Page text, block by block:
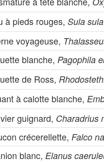
à pieds rouges,Sula sula
voyageuse,
blanche, Pagophila
de Ross,
à calotte blanche,
guignard, Charadrius
crécerellette, Falco
blanc, Elanus